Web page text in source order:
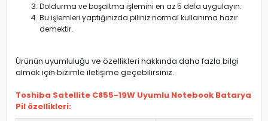
Doldurma ve boşaltma işlemini en az 5 defa uygulayın.
Bu işlemleri yaptığınızda piliniz normal kullanıma hazır
demektir.
Ürünün uyumluluğu ve özellikleri hakkında daha fazla bilgi
almak için bizimle iletişime geçebilirsiniz.
Toshiba Satellite C855-19W Uyumlu Notebook Batarya
Pil özellikleri: